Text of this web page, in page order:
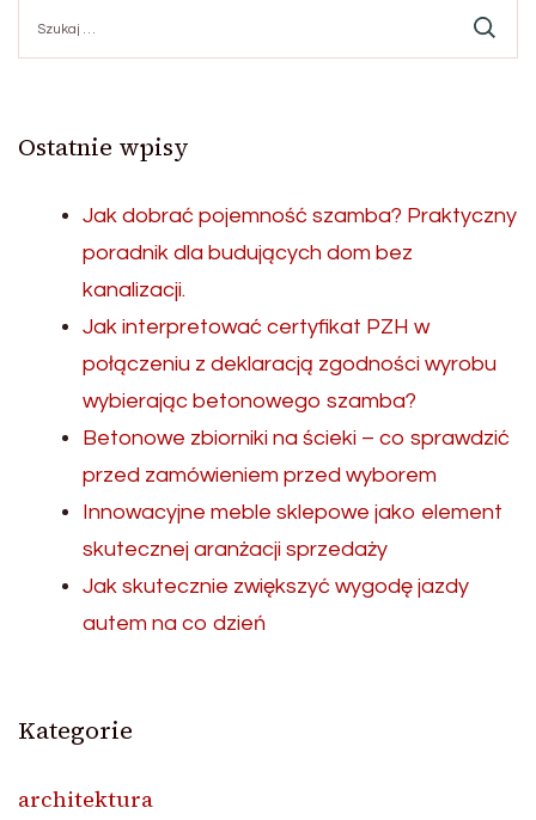
Ostatnie wpisy
Jak dobrać pojemność szamba? Praktyczny
poradnik dla budujących dom bez
kanalizacji.
Jak interpretować certyfikat PZH w
połączeniu z deklaracją zgodności wyrobu
wybierając betonowego szamba?
Betonowe zbiorniki na ścieki – co sprawdzić
przed zamówieniem przed wyborem
Innowacyjne meble sklepowe jako element
skutecznej aranżacji sprzedaży
Jak skutecznie zwiększyć wygodę jazdy
autem na co dzień
Kategorie
architektura